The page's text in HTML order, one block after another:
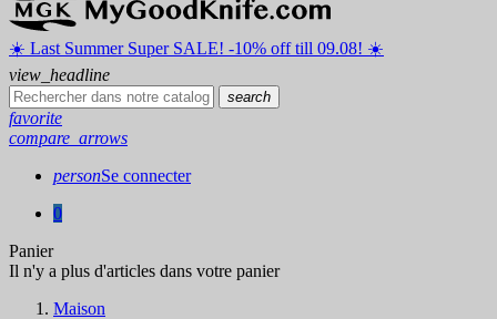
☀️ ️Last Summer Super SALE! -10% off till 09.08! ☀️
view_headline
search
favorite
compare_arrows
personSe connecter
0
Panier
Il n'y a plus d'articles dans votre panier
Maison